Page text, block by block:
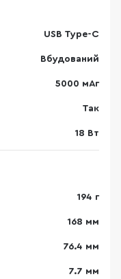
USB Type-C
Вбудований
5000 мАг
Так
18 Вт
194 г
168 мм
76.4 мм
7.7 мм